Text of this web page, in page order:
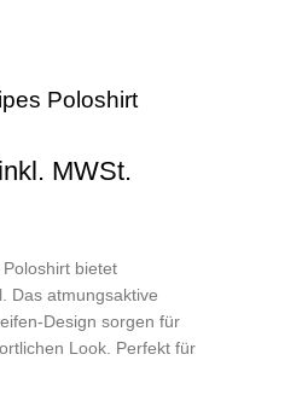
Poloshirt
Preis war:
Aktueller Preis ist:
inkl. MWSt.
bietet
Das atmungsaktive
Design sorgen für
Look. Perfekt für